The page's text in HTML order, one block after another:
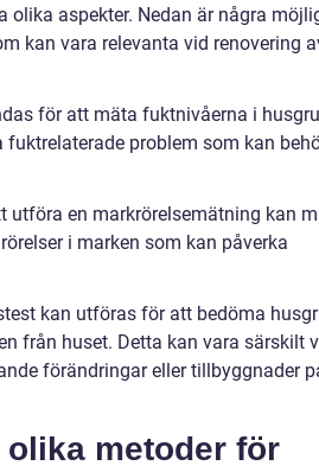
olika aspekter. Nedan är några
kan vara relevanta vid renovering
för att mäta fuktnivåerna i
problem som kan
utföra en markrörelsemätning kan
i marken som kan påverka
kan utföras för att bedöma
från huset. Detta kan vara särskilt
förändringar eller tillbyggnader
metoder för